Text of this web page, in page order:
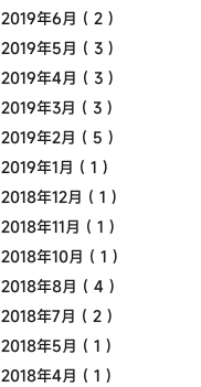
2019年6月 ( 2 )
2019年5月 ( 3 )
2019年4月 ( 3 )
2019年3月 ( 3 )
2019年2月 ( 5 )
2019年1月 ( 1 )
2018年12月 ( 1 )
2018年11月 ( 1 )
2018年10月 ( 1 )
2018年8月 ( 4 )
2018年7月 ( 2 )
2018年5月 ( 1 )
2018年4月 ( 1 )